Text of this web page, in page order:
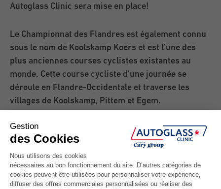
Autoglass Clinic sera mise en place!
Le Championnat des Flandres est également connu
sous le nom de Koolskamp Koers et est l’une des
plus anciennes courses cyclistes existantes au
monde. Cette course cycliste d’une journée se
déroule en Flandre-Occidentale et traverse les
villages de Koolskamp, Pittem et Egem.
La course fait partie de l’Exterioo Cycling Club qui
souhaite dynamiser le circuit Europe Tour et où les
jeunes coureurs reçoivent la chance de se mettre
en avant. Des héros emblématiques du cyclisme
tels que Rik Van Looy, Eddy Merckx et Johan